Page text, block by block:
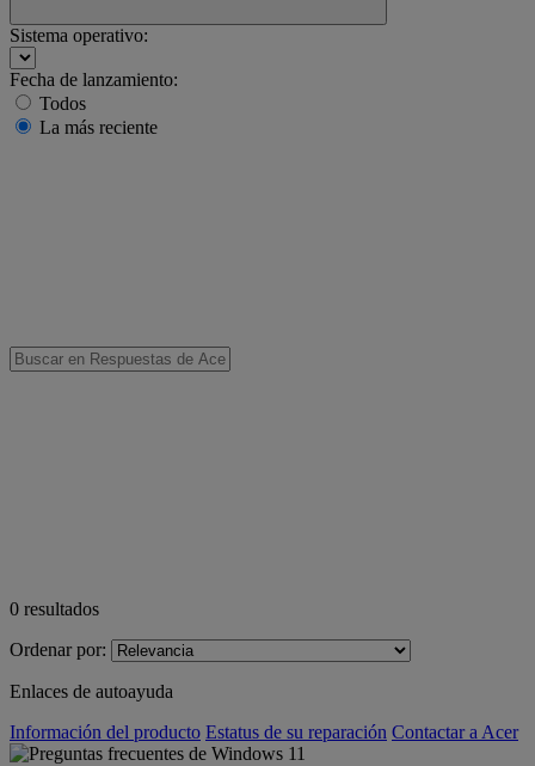
Sistema operativo:
Fecha de lanzamiento:
Todos
La más reciente
0 resultados
Ordenar por:
Enlaces de autoayuda
Información del producto Estatus de su reparación Contactar a Acer